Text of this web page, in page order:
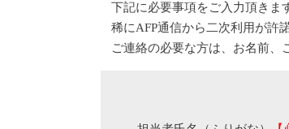
下記に必要事項をご入力頂きま
稀にAFP通信から二次利用が許
ご連絡の必要な方は、お名前、